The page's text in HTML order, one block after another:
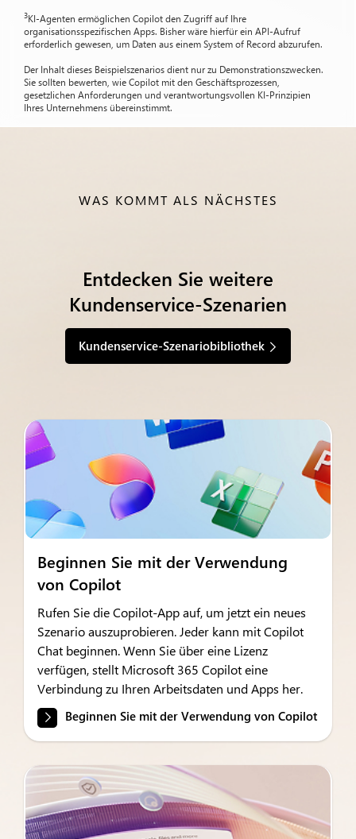
3KI-Agenten ermöglichen Copilot den Zugriff auf Ihre
organisationsspezifischen Apps. Bisher wäre hierfür ein API-Aufruf
erforderlich gewesen, um Daten aus einem System of Record abzurufen.
Der Inhalt dieses Beispielszenarios dient nur zu Demonstrationszwecken.
Sie sollten bewerten, wie Copilot mit den Geschäftsprozessen,
gesetzlichen Anforderungen und verantwortungsvollen KI-Prinzipien
Ihres Unternehmens übereinstimmt.
WAS KOMMT ALS NÄCHSTES
Entdecken Sie weitere
Kundenservice-Szenarien
Kundenservice-Szenariobibliothek
Beginnen Sie mit der Verwendung
von Copilot
Rufen Sie die Copilot-App auf, um jetzt ein neues
Szenario auszuprobieren. Jeder kann mit Copilot
Chat beginnen. Wenn Sie über eine Lizenz
verfügen, stellt Microsoft 365 Copilot eine
Verbindung zu Ihren Arbeitsdaten und Apps her.
Beginnen Sie mit der Verwendung von Copilot